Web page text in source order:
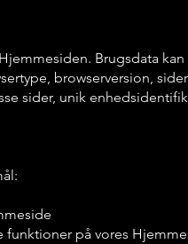
Brugsdata
browserversion,
sider, unik
på vores